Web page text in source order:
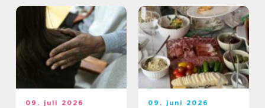
09. juli 2026 09. juni 2026